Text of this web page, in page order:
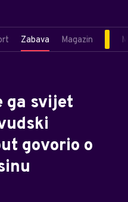
Zabava Magazin
ga svijet
govorio o